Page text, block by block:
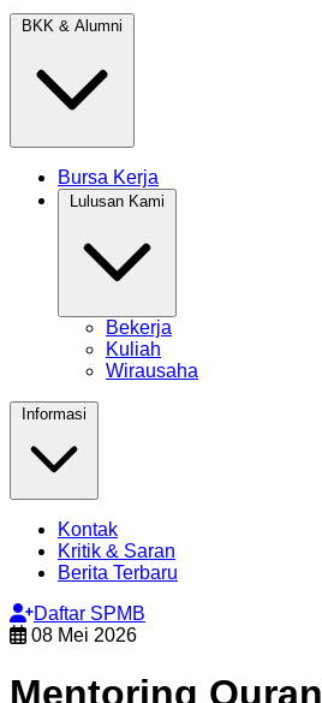
Bursa Kerja
Bekerja
Kuliah
Wirausaha
Kontak
Kritik & Saran
Berita Terbaru
Daftar SPMB
08 Mei 2026
Mentoring Quran